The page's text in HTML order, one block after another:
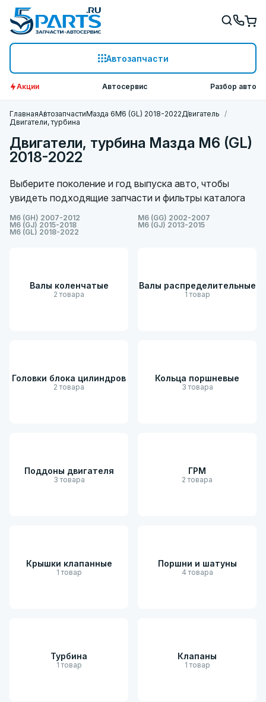
Автозапчасти
Акции Автосервис Разбор авто
ГлавнаяАвтозапчастиМазда 6M6 (GL) 2018-2022Двигатель
Двигатели, турбина
Двигатели, турбина Мазда M6 (GL)
2018-2022
Выберите поколение и год выпуска авто, чтобы
увидеть подходящие запчасти и фильтры каталога
M6 (GH) 2007-2012
M6 (GG) 2002-2007
M6 (GJ) 2015-2018
M6 (GJ) 2013-2015
M6 (GL) 2018-2022
Валы коленчатые
2 товара
Валы распределительные
1 товар
Головки блока цилиндров
2 товара
Кольца поршневые
3 товара
Поддоны двигателя
3 товара
ГРМ
2 товара
Крышки клапанные
1 товар
Поршни и шатуны
4 товара
Турбина
1 товар
Клапаны
1 товар